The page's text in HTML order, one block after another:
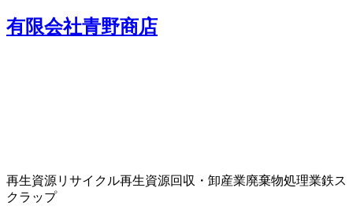
有限会社青野商店
再生資源リサイクル再生資源回収・卸産業廃棄物処理業鉄ス
クラップ